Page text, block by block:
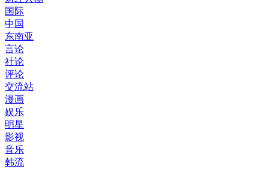
国际
中国
东南亚
言论
社论
评论
交流站
漫画
娱乐
明星
影视
音乐
韩流